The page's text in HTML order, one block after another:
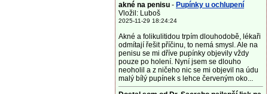
akné na penisu - Pupínky u ochlupení
Vložil: Luboš
2025-11-29 18:24:24
Akné a folikulitidou trpím dlouhodobě, lékaři
odmítají řešit příčinu, to nemá smysl. Ale na
penisu se mi dříve pupínky objevily vždy
pouze po holení. Nyní jsem se dlouho
neoholil a z ničeho nic se mi objevil na údu
malý bílý pupínek s lehce červeným oko...